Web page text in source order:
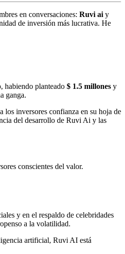
en conversaciones: Ruvi aiy
de inversión más lucrativa. He
habiendo planteado $ 1.5 millones y
ganga.
los inversores confianza en su hoja de
del desarrollo de Ruvi Ai y las
conscientes del valor.
y en el respaldo de celebridades
a la volatilidad.
artificial, Ruvi AI está